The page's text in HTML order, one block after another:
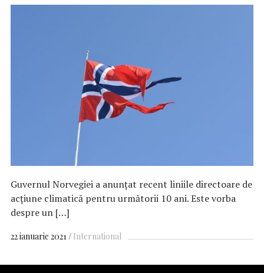
Guvernul Norvegiei a anunțat recent liniile directoare de
acțiune climatică pentru următorii 10 ani. Este vorba
despre un […]
22 ianuarie 2021 International